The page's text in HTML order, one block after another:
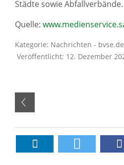
Städte sowie Abfallverbände.
Quelle:
Kategorie: Nachrichten - bvse.de
Veröffentlicht: 12. Dezember